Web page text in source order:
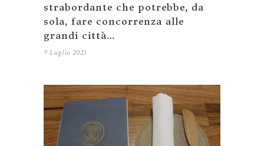
strabordante che potrebbe, da
sola, fare concorrenza alle
grandi città…
9 Luglio 2021